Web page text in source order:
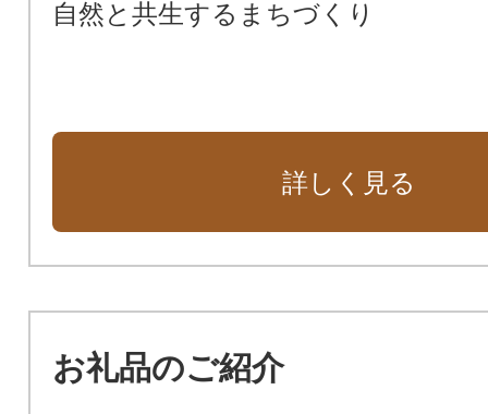
自然と共生するまちづくり
詳しく見る
お礼品のご紹介